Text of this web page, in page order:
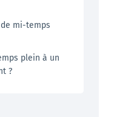
mi-temps
plein à un
?